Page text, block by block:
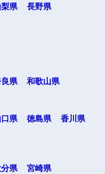
梨県 長野県
県 和歌山県
口県 徳島県
香川県
分県
宮崎県